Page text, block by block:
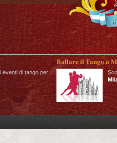
eventi di tango per
Ballare il Tango a